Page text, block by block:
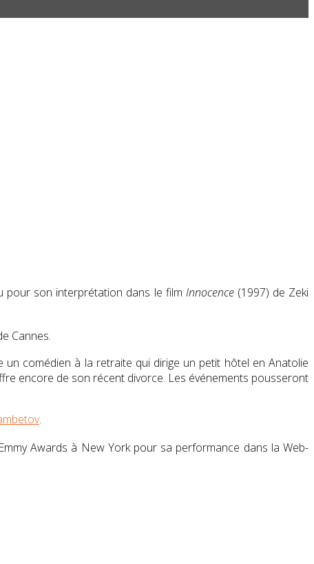
pour son interprétation dans le film Innocence(1997) de Zeki
Cannes.
comédien à la retraite qui dirige un petit hôtel en Anatolie
encore de son récent divorce. Les événements pousseront
.
Awards à New York pour sa performance dans la Web-